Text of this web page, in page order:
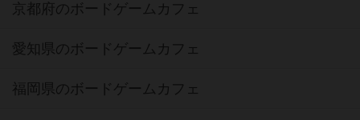
京都府のボードゲームカフェ
愛知県のボードゲームカフェ
福岡県のボードゲームカフェ